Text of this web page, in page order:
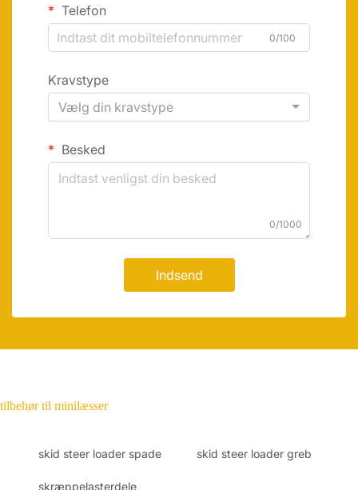
Telefon
0/100
Kravstype
Vælg din kravstype
Besked
0/1000
Indsend
tilbehør til minilæsser
skid steer loader spade skid steer loader greb
skræppelasterdele